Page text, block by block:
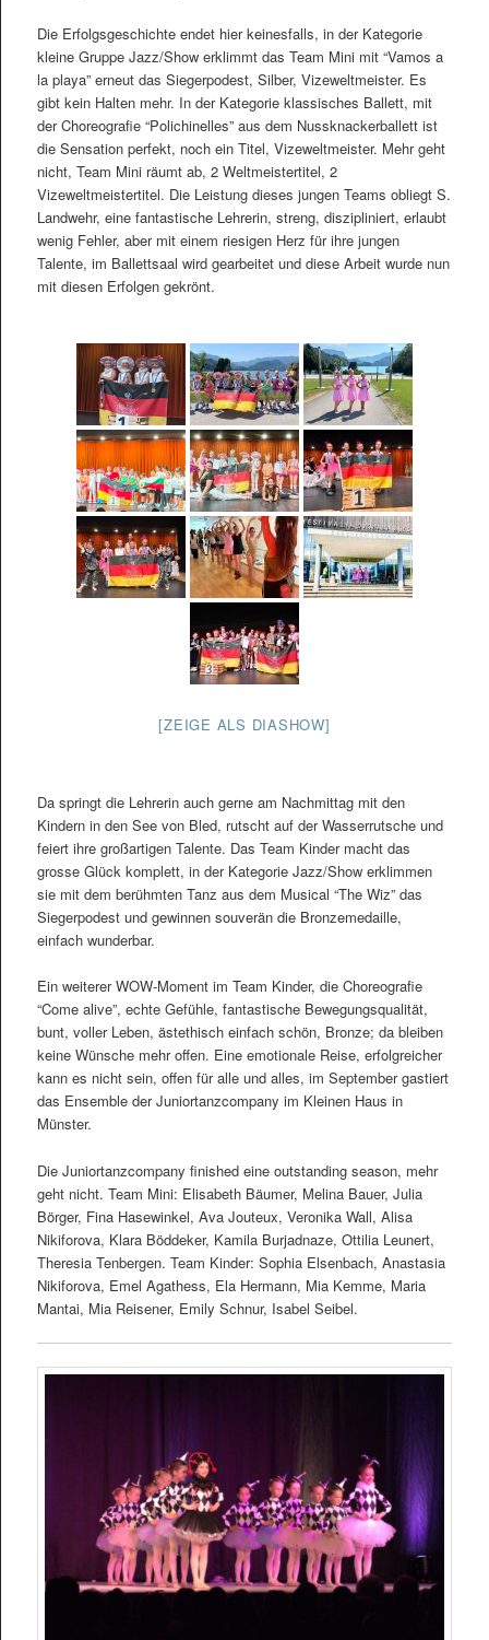
Die Erfolgsgeschichte endet hier keinesfalls, in der Kategorie
kleine Gruppe Jazz/Show erklimmt das Team Mini mit “Vamos a
la playa” erneut das Siegerpodest, Silber, Vizeweltmeister. Es
gibt kein Halten mehr. In der Kategorie klassisches Ballett, mit
der Choreografie “Polichinelles” aus dem Nussknackerballett ist
die Sensation perfekt, noch ein Titel, Vizeweltmeister. Mehr geht
nicht, Team Mini räumt ab, 2 Weltmeistertitel, 2
Vizeweltmeistertitel. Die Leistung dieses jungen Teams obliegt S.
Landwehr, eine fantastische Lehrerin, streng, diszipliniert, erlaubt
wenig Fehler, aber mit einem riesigen Herz für ihre jungen
Talente, im Ballettsaal wird gearbeitet und diese Arbeit wurde nun
mit diesen Erfolgen gekrönt.
[ZEIGE ALS DIASHOW]
Da springt die Lehrerin auch gerne am Nachmittag mit den
Kindern in den See von Bled, rutscht auf der Wasserrutsche und
feiert ihre großartigen Talente. Das Team Kinder macht das
grosse Glück komplett, in der Kategorie Jazz/Show erklimmen
sie mit dem berühmten Tanz aus dem Musical “The Wiz” das
Siegerpodest und gewinnen souverän die Bronzemedaille,
einfach wunderbar.
Ein weiterer WOW-Moment im Team Kinder, die Choreografie
“Come alive”, echte Gefühle, fantastische Bewegungsqualität,
bunt, voller Leben, ästethisch einfach schön, Bronze; da bleiben
keine Wünsche mehr offen. Eine emotionale Reise, erfolgreicher
kann es nicht sein, offen für alle und alles, im September gastiert
das Ensemble der Juniortanzcompany im Kleinen Haus in
Münster.
Die Juniortanzcompany finished eine outstanding season, mehr
geht nicht. Team Mini: Elisabeth Bäumer, Melina Bauer, Julia
Börger, Fina Hasewinkel, Ava Jouteux, Veronika Wall, Alisa
Nikiforova, Klara Böddeker, Kamila Burjadnaze, Ottilia Leunert,
Theresia Tenbergen. Team Kinder: Sophia Elsenbach, Anastasia
Nikiforova, Emel Agathess, Ela Hermann, Mia Kemme, Maria
Mantai, Mia Reisener, Emily Schnur, Isabel Seibel.